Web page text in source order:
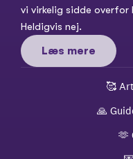
vi virkelig sidde
Heldigvis nej.
Læs mere
🥰
🙏
🫶